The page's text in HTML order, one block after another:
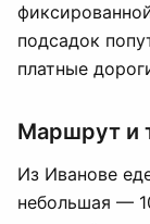
подсадок
платные
Маршрут и
Из Иванове
небольшая —